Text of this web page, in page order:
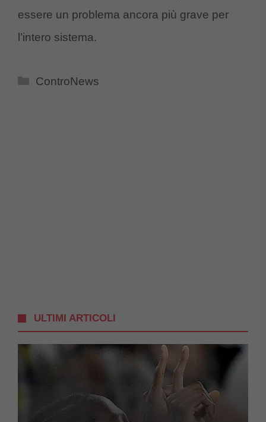
essere un problema ancora più grave per
l’intero sistema.
Categorie
ControNews
ULTIMI ARTICOLI